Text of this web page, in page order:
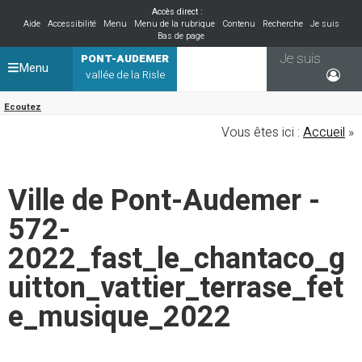
Accès direct :
Aide
Accessibilité Menu Menu de la rubrique Contenu Recherche
Je suis
Bas de page
PONT-AUDEMER
vallée de la Risle
Ecoutez
Je suis
Menu
Vous êtes ici : Accueil »
Ville de Pont-Audemer -
572-
2022_fast_le_chantaco_g
uitton_vattier_terrase_fet
e_musique_2022